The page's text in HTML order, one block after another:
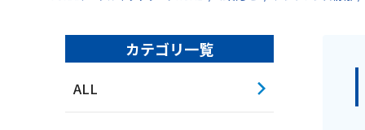
カテゴリ一覧
ALL